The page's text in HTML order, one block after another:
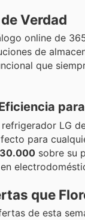
Verdad
online de
de
que
LG
para
sobre su
que
de esta